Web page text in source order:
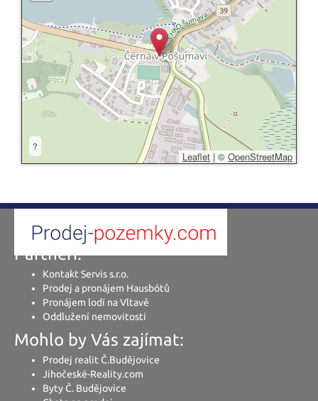
?
Leaflet | © OpenStreetMap
Partneři:
Kontakt Servis s.r.o.
Prodej a pronájem Hausbótů
Pronájem lodí na Vltavě
Oddlužení nemovitosti
Mohlo by Vás zajímat:
Prodej realit Č.Budějovice
Jihočeské-Reality.com
Byty Č. Budějovice